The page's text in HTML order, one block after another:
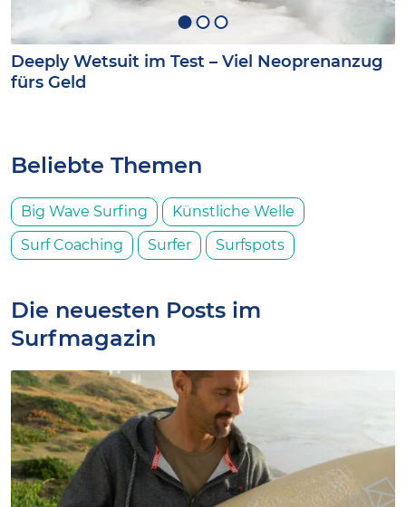
Surfboard Test: Fish Taco von Kanoa mit
polyola Eco Blank
Beliebte Themen
Big Wave Surfing
Künstliche Welle
Surf Coaching
Surfer Surfspots
Die neuesten Posts im
Surfmagazin